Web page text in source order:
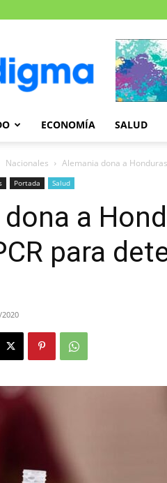
ECONOMÍA SALUD
Nacionales Alemania dona a
Portada Salud
a
para